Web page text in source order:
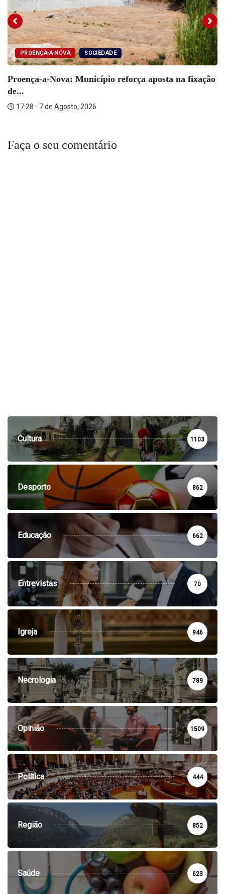
PROENÇA-A-NOVA SOCIEDADE
Proença-a-Nova: Município reforça aposta na fixação
de...
17:28 - 7 de Agosto, 2026
Faça o seu comentário
Cultura 1103
Desporto 862
Educação 662
Entrevistas 70
Igreja 946
Necrologia 789
Opinião 1509
Política 444
Região 852
Saúde 623